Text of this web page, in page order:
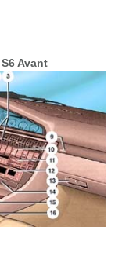
Avant